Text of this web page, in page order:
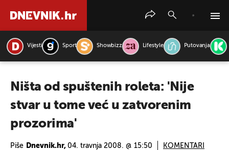
Vijesti Sport Showbizz Lifestyle Putovanja
Ništa od spuštenih roleta: 'Nije
stvar u tome već u zatvorenim
prozorima'
Piše Dnevnik.hr, 04. travnja 2008. @ 15:50 KOMENTARI
PRETRAŽITE VIJESTI